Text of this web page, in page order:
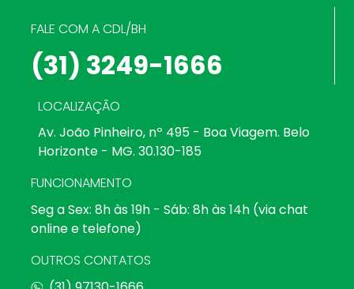
FALE COM A CDL/BH
(31) 3249-1666
LOCALIZAÇÃO
Av. João Pinheiro, nº 495 - Boa Viagem. Belo
Horizonte - MG. 30.130-185
FUNCIONAMENTO
Seg a Sex: 8h às 19h - Sáb: 8h às 14h (via chat
online e telefone)
OUTROS CONTATOS